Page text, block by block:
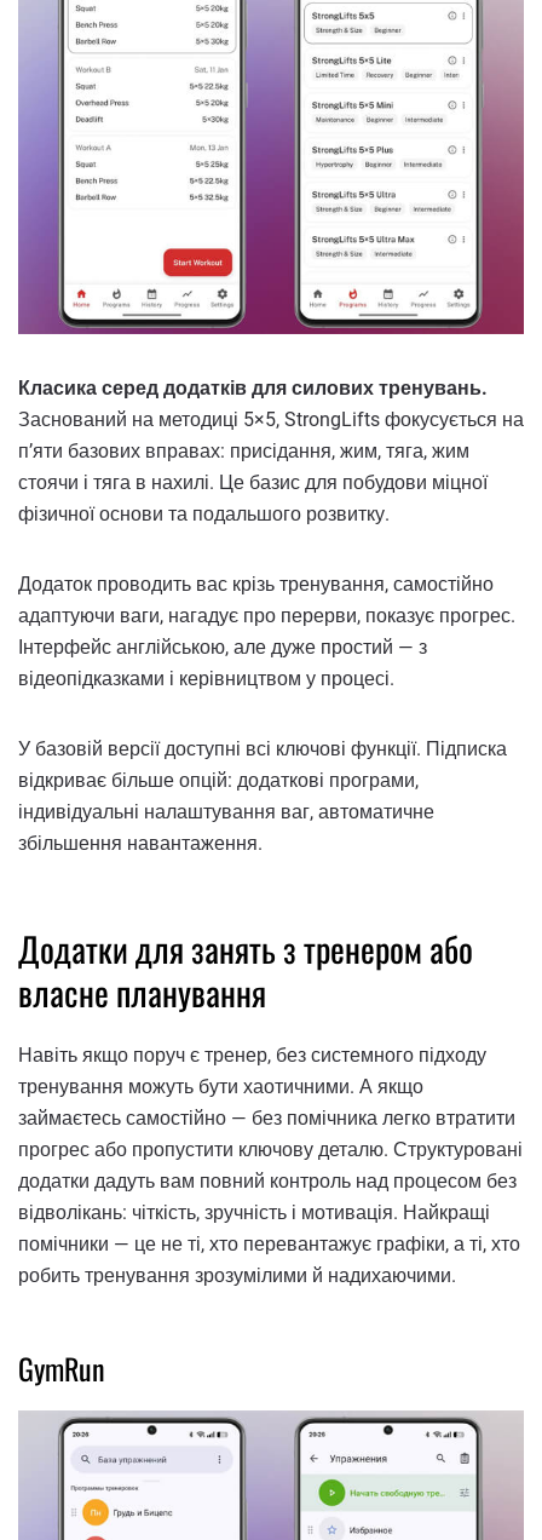
Класика серед додатків для силових тренувань.
Заснований на методиці 5×5, StrongLifts фокусується на
п’яти базових вправах: присідання, жим, тяга, жим
стоячи і тяга в нахилі. Це базис для побудови міцної
фізичної основи та подальшого розвитку.
Додаток проводить вас крізь тренування, самостійно
адаптуючи ваги, нагадує про перерви, показує прогрес.
Інтерфейс англійською, але дуже простий — з
відеопідказками і керівництвом у процесі.
У базовій версії доступні всі ключові функції. Підписка
відкриває більше опцій: додаткові програми,
індивідуальні налаштування ваг, автоматичне
збільшення навантаження.
Додатки для занять з тренером або
власне планування
Навіть якщо поруч є тренер, без системного підходу
тренування можуть бути хаотичними. А якщо
займаєтесь самостійно — без помічника легко втратити
прогрес або пропустити ключову деталю. Структуровані
додатки дадуть вам повний контроль над процесом без
відволікань: чіткість, зручність і мотивація. Найкращі
помічники — це не ті, хто перевантажує графіки, а ті, хто
робить тренування зрозумілими й надихаючими.
GymRun